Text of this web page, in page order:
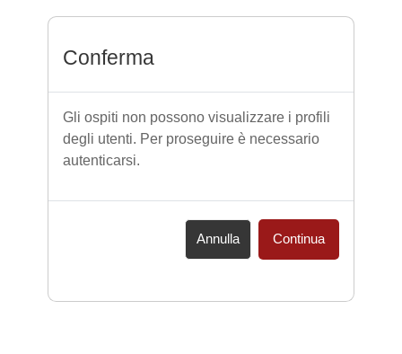
Conferma
Gli ospiti non possono visualizzare i profili
degli utenti. Per proseguire è necessario
autenticarsi.
Annulla Continua